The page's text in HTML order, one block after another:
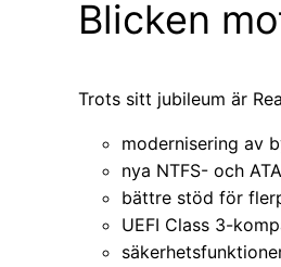
Blicken
Trots sitt jubileum är
modernisering av
nya NTFS- och
bättre stöd för
UEFI Class 3-